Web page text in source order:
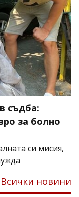
съдба:
за болно
си мисия,
Всички новини